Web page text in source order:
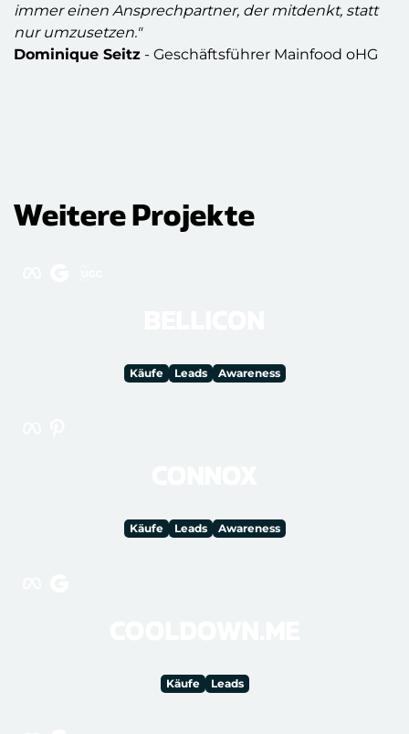
immer einen Ansprechpartner, der mitdenkt, statt
nur umzusetzen."
Dominique Seitz - Geschäftsführer Mainfood oHG
Weitere Projekte
Käufe Leads Awareness
Käufe Leads Awareness
Käufe Leads